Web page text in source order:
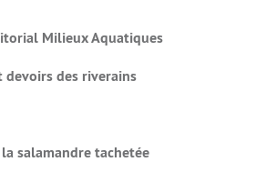
Milieux Aquatiques
devoirs des riverains
salamandre tachetée